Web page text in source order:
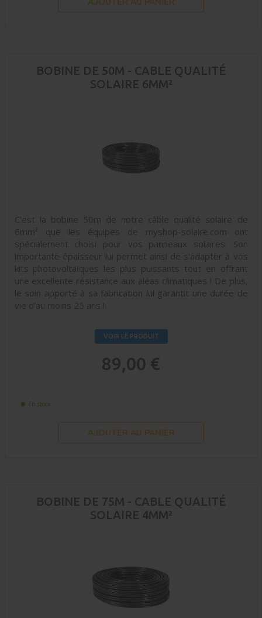
BOBINE DE 50M - CABLE QUALITÉ
SOLAIRE 6MM²
C'est la bobine 50m de notre câble qualité solaire de
6mm² que les équipes de myshop-solaire.com ont
spécialement choisi pour vos panneaux solaires. Son
importante épaisseur lui permet ainsi de s'adapter à vos
kits photovoltaïques les plus puissants tout en offrant
une excellente résistance aux aléas climatiques ! De plus,
le soin apporté à sa fabrication lui garantit une durée de
vie d'au moins 25 ans !
VOIR LE PRODUIT
89,00 €
En stock
AJOUTER AU PANIER
BOBINE DE 75M - CABLE QUALITÉ
SOLAIRE 4MM²